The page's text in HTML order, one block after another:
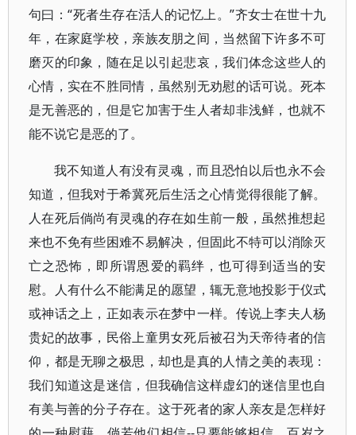
句曰：“死者生存在活人的记忆上。”齐女士在世十九
年，在家庭学校，亲族友朋之间，当然留下许多不可
磨灭的印象，随在足以引起悲哀，我们体念这些人的
心情，实在不胜同情，虽然别无劝慰的话可说。死本
是无善恶的，但是它加害于生人者却非浅鲜，也就不
能不说它是恶的了。
我不知道人有没有灵魂，而且恐怕以后也永不会
知道，但我对于希冀死后生活之心情觉得很能了解。
人在死后倘尚有灵魂的存在如生前一般，虽然推想起
来也不免有些困难不易解决，但固此不特可以消除灭
亡之恐怖，即所谓恩爱的羁绊，也可得到适当的安
慰。人有什么不能满足的愿望，辄无意地投影于仪式
或神话之上，正如表示在梦中一样。传说上李夫人杨
贵妃的故事，民俗上童男女死后被召为天帝待者的信
仰，都是无聊之极思，却也是真的人情之美的表现：
我们知道这是迷信，但我确信这样虚幻的迷信里也自
有美与善的分子存在。这于死者的家人亲友是怎样好